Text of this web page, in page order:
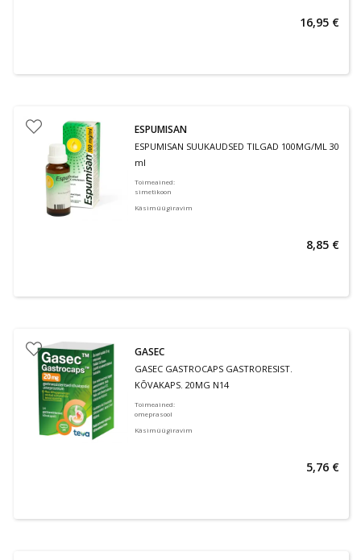
16,95 €
ESPUMISAN
ESPUMISAN SUUKAUDSED TILGAD 100MG/ML 30
ml
Toimeained:
simetikoon
Käsimüügiravim
8,85 €
GASEC
GASEC GASTROCAPS GASTRORESIST.
KÕVAKAPS. 20MG N14
Toimeained:
omeprasool
Käsimüügiravim
5,76 €